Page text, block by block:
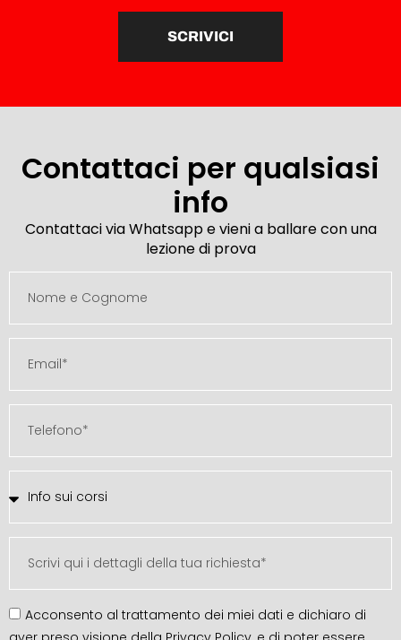
SCRIVICI
Contattaci per qualsiasi
info
Contattaci via Whatsapp e vieni a ballare con una
lezione di prova
Acconsento al trattamento dei miei dati e dichiaro di